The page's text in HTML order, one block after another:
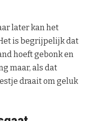
later kan het
is begrijpelijk dat
hoeft gebonk en
maar, als dat
draait om geluk